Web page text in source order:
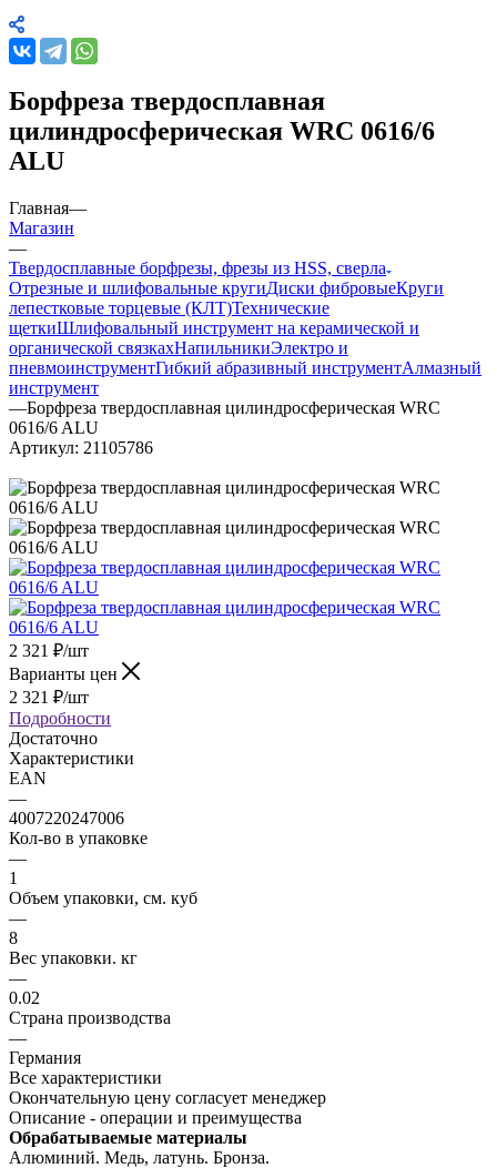
Борфреза твердосплавная
цилиндросферическая WRC 0616/6
ALU
Главная—
Магазин
—
Твердосплавные борфрезы, фрезы из HSS, сверла
Отрезные и шлифовальные кругиДиски фибровыеКруги
лепестковые торцевые (КЛТ)Технические
щеткиШлифовальный инструмент на керамической и
органической связкахНапильникиЭлектро и
пневмоинструментГибкий абразивный инструментАлмазный
инструмент
—Борфреза твердосплавная цилиндросферическая WRC
0616/6 ALU
Артикул: 21105786
2 321 ₽/шт
Варианты цен
2 321 ₽/шт
Подробности
Достаточно
Характеристики
EAN
—
4007220247006
Кол-во в упаковке
—
1
Объем упаковки, см. куб
—
8
Вес упаковки. кг
—
0.02
Страна производства
—
Германия
Все характеристики
Окончательную цену согласует менеджер
Описание - операции и преимущества
Обрабатываемые материалы
Алюминий. Медь, латунь. Бронза.